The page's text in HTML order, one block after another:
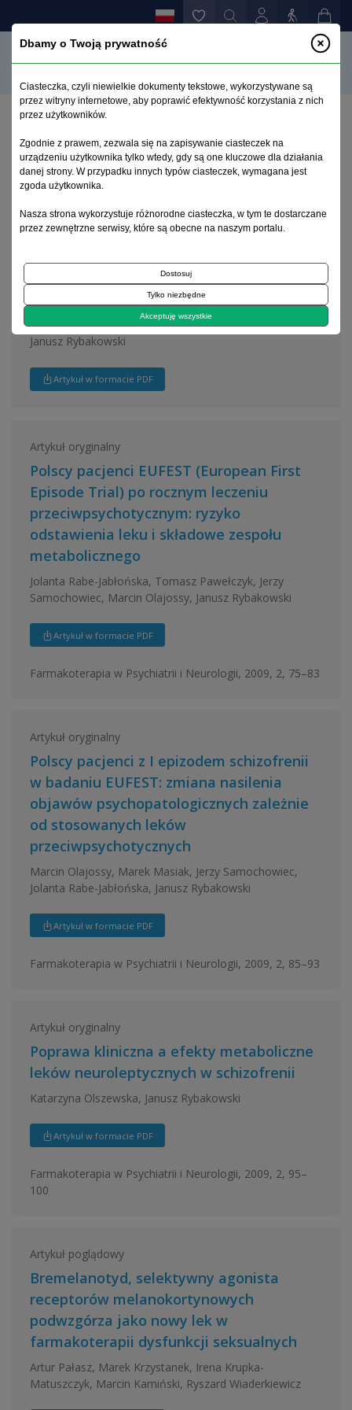
Archiwum 1995–2023
2009, tom 25, zeszyt 2
Janusz Rybakowski
Artykuł w formacie PDF
Artykuł oryginalny
Polscy pacjenci EUFEST (European First
Episode Trial) po rocznym leczeniu
przeciwpsychotycznym: ryzyko
odstawienia leku i składowe zespołu
metabolicznego
Jolanta Rabe-Jabłońska, Tomasz Pawełczyk, Jerzy
Samochowiec, Marcin Olajossy, Janusz Rybakowski
Artykuł w formacie PDF
Farmakoterapia w Psychiatrii i Neurologii, 2009, 2, 75–83
Artykuł oryginalny
Polscy pacjenci z I epizodem schizofrenii
w badaniu EUFEST: zmiana nasilenia
objawów psychopatologicznych zależnie
od stosowanych leków
przeciwpsychotycznych
Marcin Olajossy, Marek Masiak, Jerzy Samochowiec,
Jolanta Rabe-Jabłońska, Janusz Rybakowski
Artykuł w formacie PDF
Farmakoterapia w Psychiatrii i Neurologii, 2009, 2, 85–93
Artykuł oryginalny
Poprawa kliniczna a efekty metaboliczne
leków neuroleptycznych w schizofrenii
Katarzyna Olszewska, Janusz Rybakowski
Artykuł w formacie PDF
Farmakoterapia w Psychiatrii i Neurologii, 2009, 2, 95–
100
Artykuł poglądowy
Bremelanotyd, selektywny agonista
receptorów melanokortynowych
podwzgórza jako nowy lek w
farmakoterapii dysfunkcji seksualnych
Artur Pałasz, Marek Krzystanek, Irena Krupka-
Matuszczyk, Marcin Kamiński, Ryszard Wiaderkiewicz
Dbamy o Twoją prywatność
Ciasteczka, czyli niewielkie dokumenty tekstowe, wykorzystywane są
przez witryny internetowe, aby poprawić efektywność korzystania z nich
przez użytkowników.
Zgodnie z prawem, zezwala się na zapisywanie ciasteczek na
urządzeniu użytkownika tylko wtedy, gdy są one kluczowe dla działania
danej strony. W przypadku innych typów ciasteczek, wymagana jest
zgoda użytkownika.
Nasza strona wykorzystuje różnorodne ciasteczka, w tym te dostarczane
przez zewnętrzne serwisy, które są obecne na naszym portalu.
Dostosuj
Tylko niezbędne
Akceptuję wszystkie